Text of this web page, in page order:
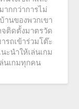
กกว่าการไม่
านของพวกเขา
ติดตั้งมาตรวัด
ถเข้าร่วมโต๊ะ
นำให้เล่นเกม
นเกมทุกคน